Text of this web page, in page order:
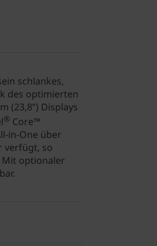
schlankes,
des optimierten
(23,8”) Displays
® Core™
in-One über
verfügt, so
Mit optionaler